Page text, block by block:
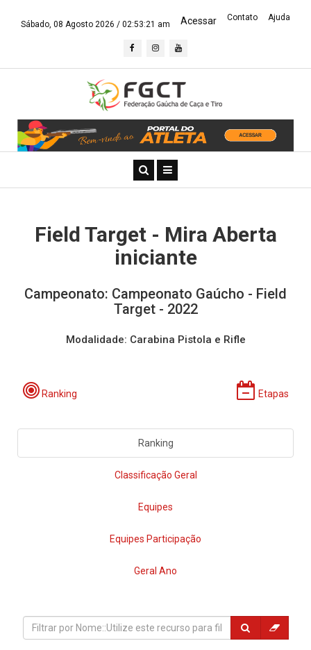
Sábado, 08 Agosto 2026 / 02:53:21 am Acessar Contato Ajuda
Field Target - Mira Aberta
iniciante
Campeonato: Campeonato Gaúcho - Field
Target - 2022
Modalidade: Carabina Pistola e Rifle
Ranking Etapas
Ranking
Classificação Geral
Equipes
Equipes Participação
Geral Ano